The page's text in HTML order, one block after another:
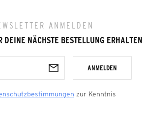
ANMELDEN
DEINE NÄCHSTE BESTELLUNG ERHALTEN
ANMELDEN
zur Kenntnis